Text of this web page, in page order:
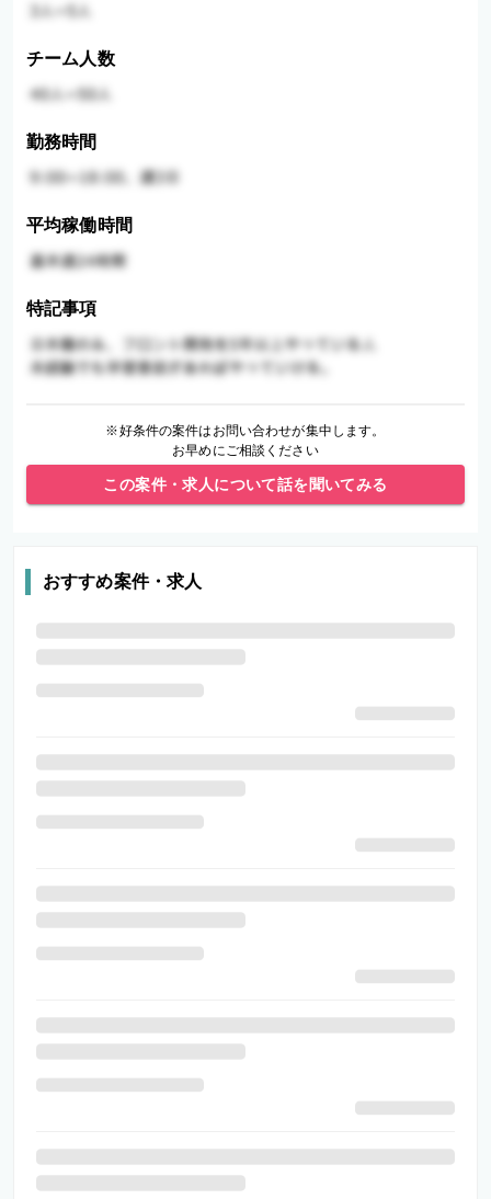
チーム人数
勤務時間
平均稼働時間
特記事項
※好条件の案件はお問い合わせが集中します。
お早めにご相談ください
この案件・求人について話を聞いてみる
おすすめ案件・求人